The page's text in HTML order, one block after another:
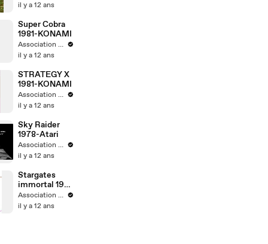
il y a 12 ans
Super Cobra
1981-KONAMI
Association MO5.COM
il y a 12 ans
STRATEGY X
1981-KONAMI
Association MO5.COM
il y a 12 ans
Sky Raider
1978-Atari
Association MO5.COM
il y a 12 ans
Stargates
immortal 1981
williams
electronic
Association MO5.COM
il y a 12 ans